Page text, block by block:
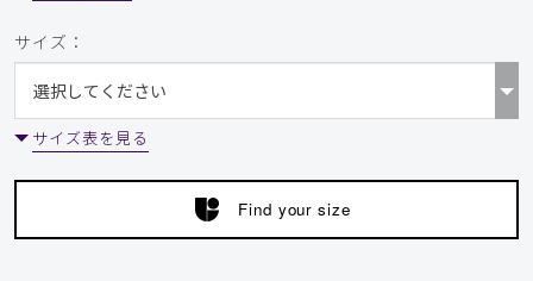
​1 ​2 ​3 ​4 ​5 ​6
​7 ​8 ​9
サイズ：
サイズ表を見る
Find your size